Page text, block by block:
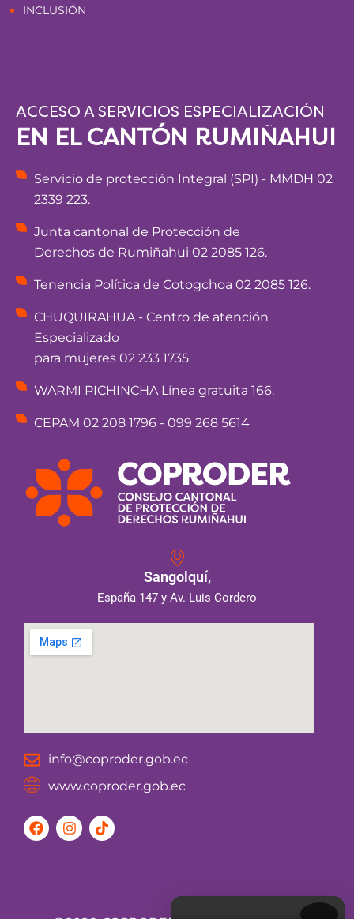
INCLUSIÓN
ACCESO A SERVICIOS ESPECIALIZACIÓN
EN EL CANTÓN RUMIÑAHUI
Servicio de protección Integral (SPI) - MMDH 02
2339 223.
Junta cantonal de Protección de
Derechos de Rumiñahui 02 2085 126.
Tenencia Política de Cotogchoa 02 2085 126.
CHUQUIRAHUA - Centro de atención
Especializado
para mujeres 02 233 1735
WARMI PICHINCHA Línea gratuita 166.
CEPAM 02 208 1796 - 099 268 5614
Sangolquí,
España 147 y Av. Luis Cordero
info@coproder.gob.ec
www.coproder.gob.ec
F
a
I
n
T
i